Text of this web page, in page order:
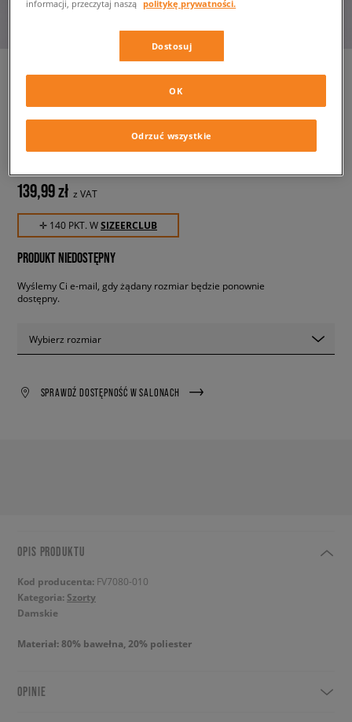
JORDAN SZORTY W
BROOKLYN FLEECE
139,99 zł z VAT
✛ 140 PKT. WSIZEERCLUB
PRODUKT NIEDOSTĘPNY
Wyślemy Ci e-mail, gdy żądany rozmiar będzie ponownie
dostępny.
Wybierz rozmiar
SPRAWDŹ DOSTĘPNOŚĆ W SALONACH
OPIS PRODUKTU
Kod producenta: FV7080-010
Kategoria: Szorty
Damskie
Materiał: 80% bawełna, 20% poliester
OPINIE
informacji, przeczytaj naszą politykę prywatności.
Dostosuj
Odrzuć wszystkie
OK